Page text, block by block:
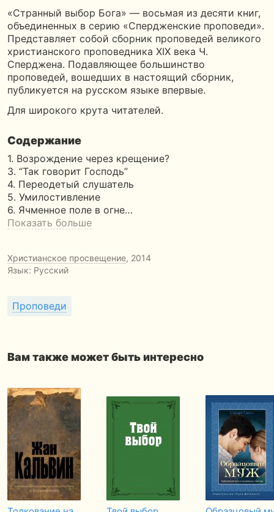
«Странный выбор Бога» — восьмая из десяти книг,
объединенных в серию «Спердженские проповеди».
Представляет собой сборник проповедей великого
христианского проповедника ХIХ века Ч.
Сперджена. Подавляющее большинство
проповедей, вошедших в настоящий сборник,
публикуется на русском языке впервые.
Для широкого крута читателей.
Содержание
1. Возрождение через крещение?
3. “Так говорит Господь”
4. Переодетый слушатель
5. Умилостивление
6. Ячменное поле в огне…
Показать больше
Христианское просвещение, 2014
Язык: Русский
Проповеди
Вам также может быть интересно